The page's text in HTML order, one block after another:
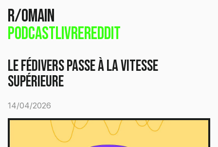
r/omain
PodcastLivreReddit
Le Fédivers passe à la vitesse
supérieure
14/04/2026